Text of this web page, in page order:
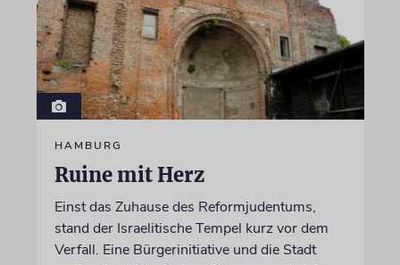
HAMBURG
Ruine mit Herz
Einst das Zuhause des Reformjudentums,
stand der Israelitische Tempel kurz vor dem
Verfall. Eine Bürgerinitiative und die Stadt